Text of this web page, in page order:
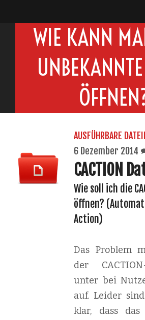
WIE KANN
AUSFÜHRBARE
6 Dezember 2014
CACTION
Wie soll ich die
öffnen?
Action)
Das Problem
der
unter bei
auf. Leider
klar, dass das